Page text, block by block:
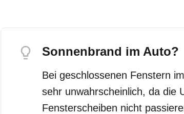
Sonnenbrand im Auto?
Bei geschlossenen Fenstern
sehr unwahrscheinlich, da die
Fensterscheiben nicht